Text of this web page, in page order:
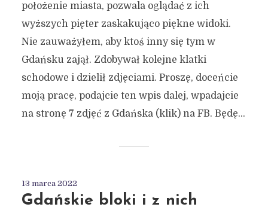
położenie miasta, pozwala oglądać z ich
wyższych pięter zaskakująco piękne widoki.
Nie zauważyłem, aby ktoś inny się tym w
Gdańsku zajął. Zdobywał kolejne klatki
schodowe i dzielił zdjęciami. Proszę, doceńcie
moją pracę, podajcie ten wpis dalej, wpadajcie
na stronę 7 zdjęć z Gdańska (klik) na FB. Będę...
13 marca 2022
Gdańskie bloki i z nich